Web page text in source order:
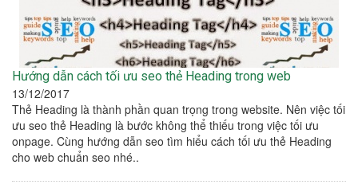
Hướng dẫn cách tối ưu seo thẻ Heading trong web
13/12/2017
Thẻ Heading là thành phần quan trọng trong website. Nên việc tối
ưu seo thẻ Heading là bước không thể thiếu trong việc tối ưu
onpage. Cùng hướng dẫn seo tìm hiểu cách tối ưu thẻ Heading
cho web chuẩn seo nhé..